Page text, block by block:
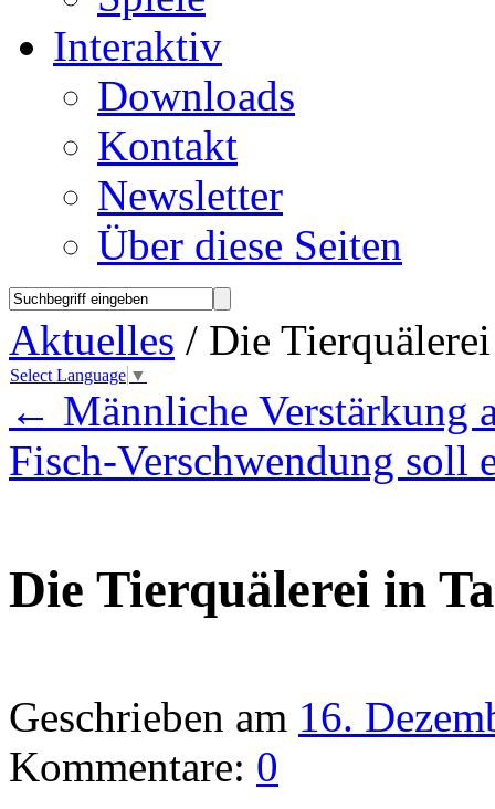
Interaktiv
Downloads
Kontakt
Newsletter
Über diese Seiten
Aktuelles / Die
Select Language ▼
← Männliche Verstärkung
Fisch-Verschwendung soll
Die Tierquälerei in
Geschrieben am 16.
Kommentare: 0